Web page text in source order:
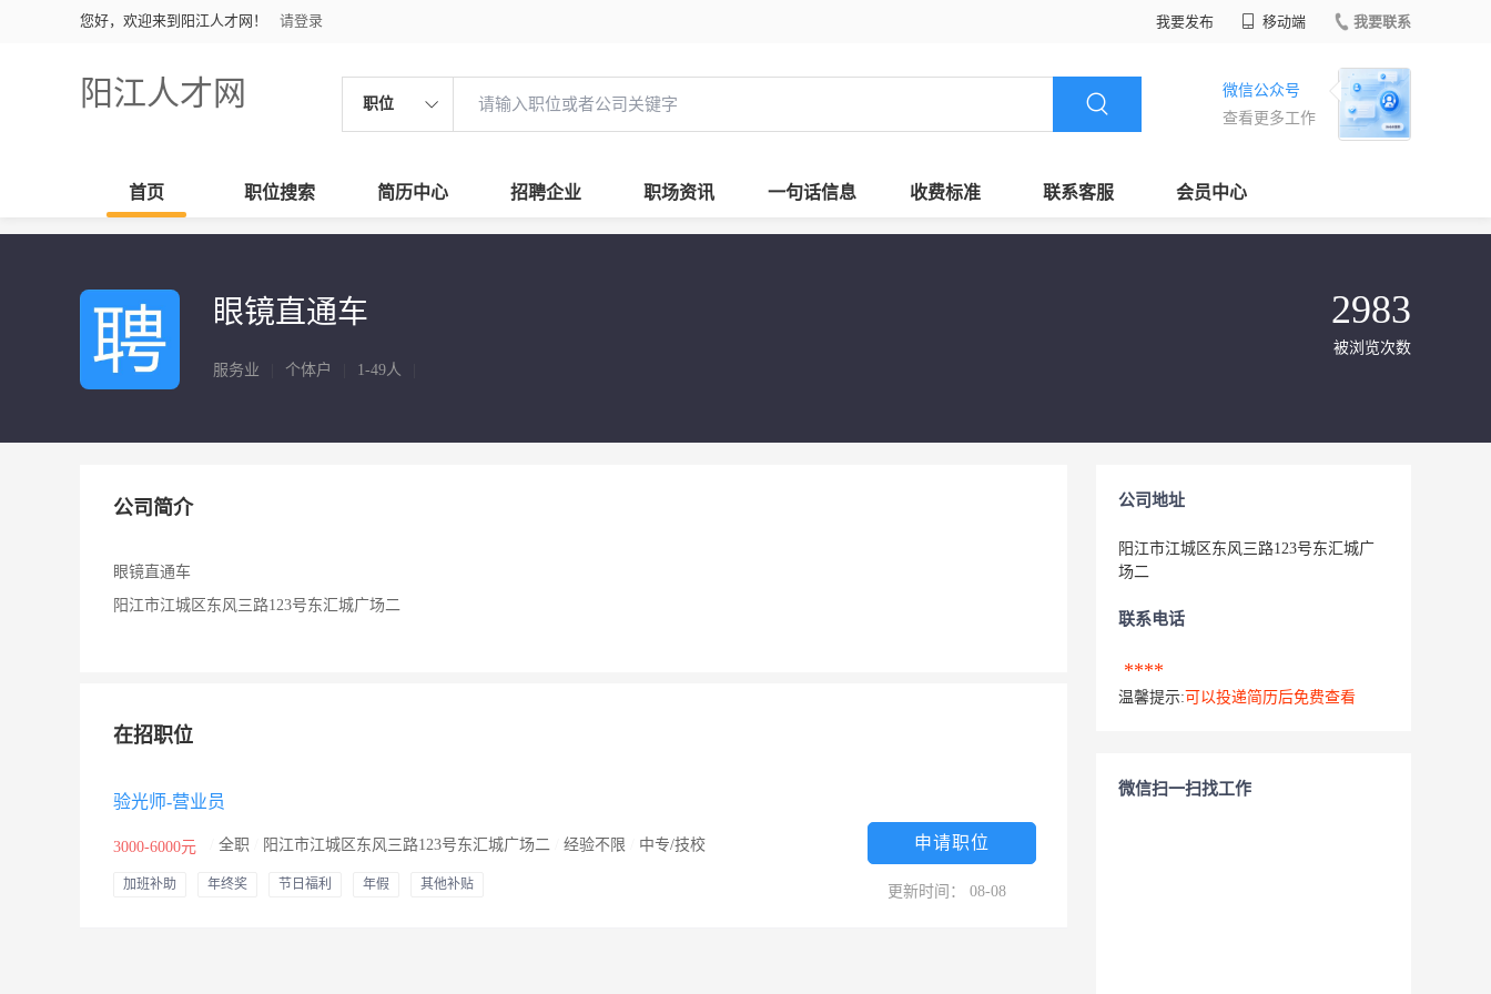
您好，欢迎来到阳江人才网！ 请登录 我要发布 移动端 我要联系
阳江人才网 职位
微信公众号
查看更多工作
首页 职位搜索 简历中心 招聘企业 职场资讯 一句话信息 收费标准 联系客服 会员中心
眼镜直通车
服务业 个体户 1-49人
2983
被浏览次数
公司简介
眼镜直通车
阳江市江城区东风三路123号东汇城广场二
在招职位
验光师-营业员
3000-6000元 全职 阳江市江城区东风三路123号东汇城广场二 经验不限 中专/技校
加班补助 年终奖 节日福利 年假 其他补贴
申请职位
更新时间： 08-08
公司地址
阳江市江城区东风三路123号东汇城广
场二
联系电话
****
温馨提示: 可以投递简历后免费查看
微信扫一扫找工作